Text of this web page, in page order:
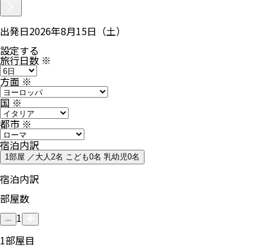
出発日2026年8月15日（土）
設定する
旅行日数 ※
方面※
国※
都市※
宿泊内訳
1部屋 ／大人2名 こども0名 乳幼児0名
宿泊内訳
部屋数
1
1部屋目